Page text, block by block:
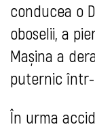
conducea o
oboselii, a
Mașina a
puternic
În urma